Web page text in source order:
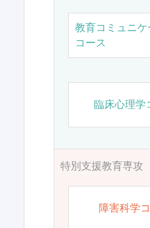
教育コミュニケ
コース
臨床心理学
特別支援教育専攻
障害科学